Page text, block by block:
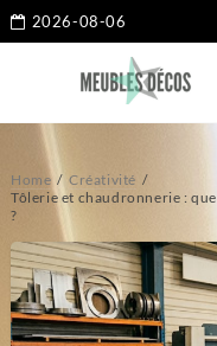
2026-08-06
Home
Créativité
Tôlerie et chaudronnerie :
?